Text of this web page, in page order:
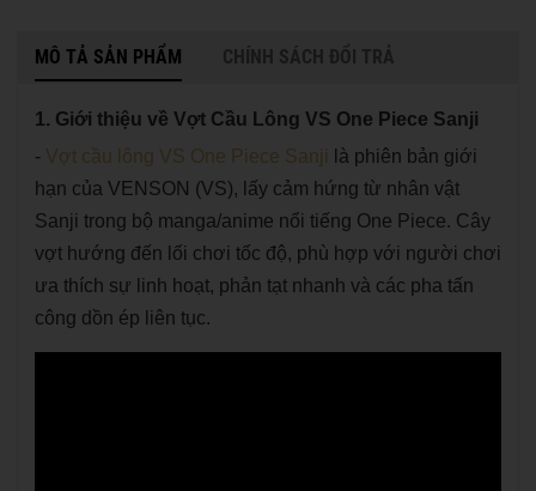
MÔ TẢ SẢN PHẨM CHÍNH SÁCH ĐỔI TRẢ
1. Giới thiệu về Vợt Cầu Lông VS One Piece Sanji
- Vợt cầu lông VS One Piece Sanji
là phiên bản giới
hạn của VENSON (VS), lấy cảm hứng từ nhân vật
Sanji trong bộ manga/anime nổi tiếng One Piece. Cây
vợt hướng đến lối chơi tốc độ, phù hợp với người chơi
ưa thích sự linh hoạt, phản tạt nhanh và các pha tấn
công dồn ép liên tục.